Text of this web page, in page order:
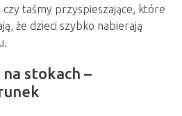
taśmy przyspieszające, które
że dzieci szybko nabierają
stokach –